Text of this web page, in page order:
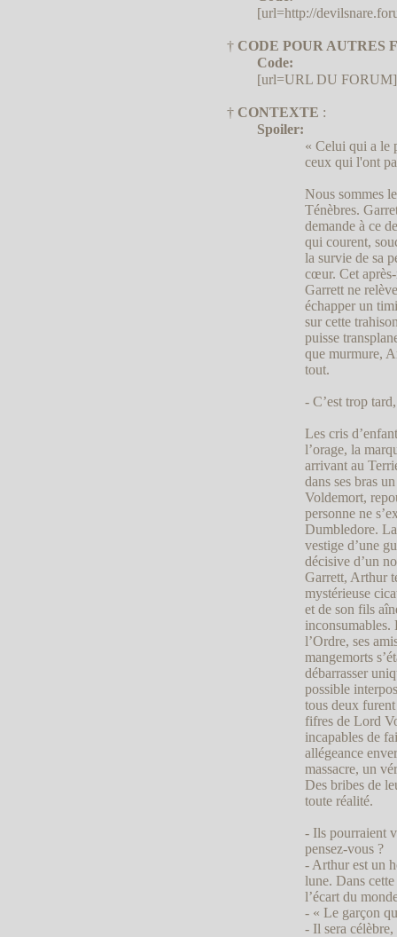
[url=http://
† CODE POUR AUTRES
Code:
[url=URL DU
† CONTEXTE :
Spoiler:
« Celui qui a le
ceux qui l'ont
Nous sommes
Ténèbres.
demande à ce
qui courent,
la survie de sa
cœur. Cet
Garrett ne
échapper un
sur cette
puisse
que murmure,
tout.
- C’est trop
Les cris
l’orage, la
arrivant au
dans ses bras
Voldemort,
personne ne
Dumbledore.
vestige d’une
décisive d’un
Garrett, Arthur
mystérieuse
et de son fils
inconsumables.
l’Ordre, ses
mangemorts
débarrasser
possible
tous deux
fifres de Lord
incapables de
allégeance
massacre, un
Des bribes de
toute réalité.
- Ils pourraient
pensez-vous ?
- Arthur est un
lune. Dans
l’écart du
- « Le garçon
- Il sera